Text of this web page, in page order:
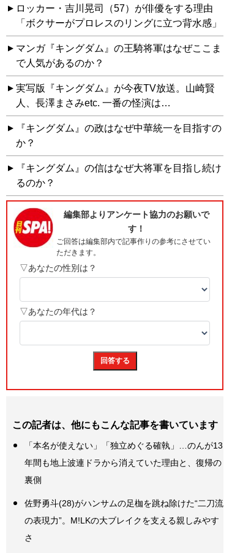
ロッカー・吉川晃司（57）が俳優をする理由
「ボクサーがプロレスのリングに立つ背水感」
マンガ『キングダム』の王騎将軍はなぜここま
で人気があるのか？
実写版『キングダム』が今夜TV放送。山崎賢
人、長澤まさみetc. 一番の怪演は…
『キングダム』の政はなぜ中華統一を目指すの
か？
『キングダム』の信はなぜ大将軍を目指し続け
るのか？
この記者は、他にもこんな記事を書いています
「本名が使えない」「独立めぐる確執」…のんが13
年間も地上波連ドラから消えていた理由と、復帰の
裏側
佐野勇斗(28)がハンサムの足枷を跳ね除けた“二刀流
の表現力”。M!LKの大ブレイクを支える親しみやす
さ